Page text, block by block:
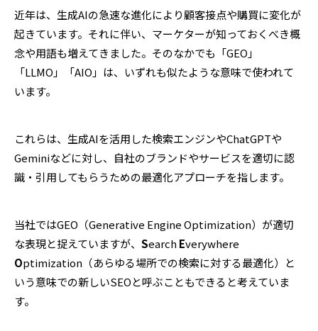
近年は、生成AIの急速な進化により顧客接点や購買に変化が
起きています。それに伴い、マーケターが知っておくべき概
念や用語も増えてきました。そのなかでも「GEO」
「LLMO」「AIO」は、いずれも似たような意味で使われて
います。
これらは、生成AIを活用した検索エンジンやChatGPTや
Geminiなどに対し、自社のブランドやサービスを適切に認
識・引用してもらうための最適化アプローチを指します。
当社ではGEO（Generative Engine Optimization）が適切
な表現と捉えていますが、 SearchEverywhere
Optimization（あらゆる場所での検索に対する最適化）と
いう意味での新しいSEOと呼ぶこともできると考えていま
す。